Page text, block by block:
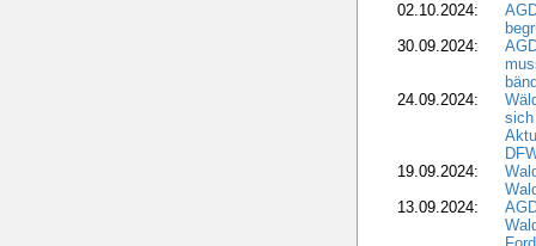
02.10.2024:
30.09.2024:
24.09.2024:
sich
19.09.2024:
13.09.2024: